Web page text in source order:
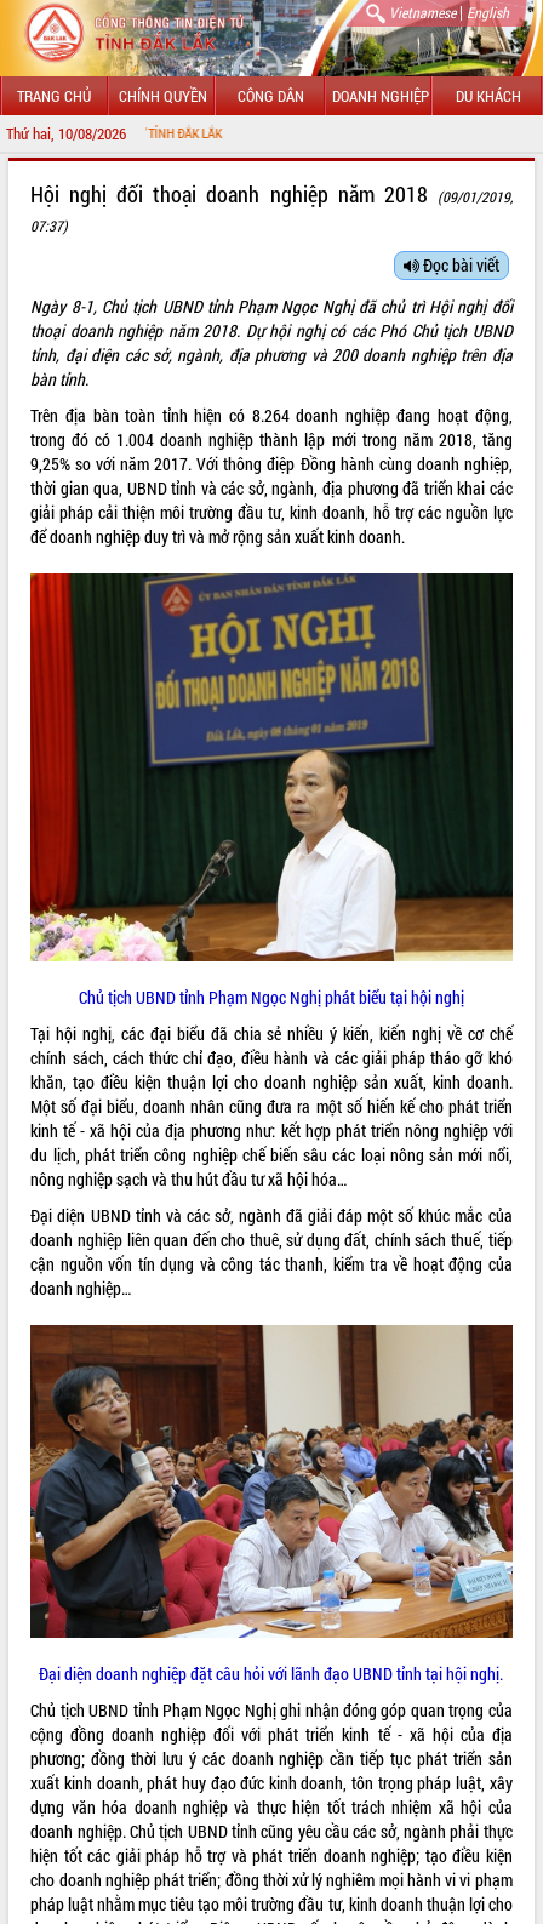
Vietnamese| English
TRANG CHỦ CHÍNH QUYỀN CÔNG DÂN DOANH NGHIỆP DU KHÁCH
Thứ hai, 10/08/2026
LÃNH ĐẠO UBND TỈNH
SỞ, BAN, NGÀNH
UBND CÁC XÃ, PHƯỜNG
THÔNG TIN CHỈ ĐẠO ĐIỀU HÀNH
HỆ THỐNG VĂN BẢN
VĂN BẢN HĐND TỈNH
ĐIỂM TIN VĂN BẢN
VIDEO
Loading the player...
Trailer Lễ hội Sầu riêng Đắk Lắk năm
2026
Khám bệnh, cấp phát thuốc miễn phí
và tặng quà người dân xã Cư Pui
Lễ truy tặng danh hiệu “Bà Mẹ Việt
Nam Anh hùng” và trao Huân chương
Lao động
UBND tỉnh Đắk Lắk triển khai nhiệm
vụ 6 tháng cuối năm 2026
Kỳ họp thứ Hai, Hội đồng nhân dân
tỉnh khóa XI quyết nghị nhiều nội dung
quan trọng
Bí thư Tỉnh ủy Lương Nguyễn Minh
Triết thăm, tặng quà người có công với
cách mạng
văn hóa, thể thao đáp ứng yêu cầu
phát triển mới
Thường trực HĐND tỉnh Đắk Lắk gặp
mặt Đoàn chuyên gia y tế TP. Hồ Chí
Minh
Lễ truy điệu và an táng hài cốt liệt sĩ
tại Nghĩa trang Liệt sĩ xã Sơn Hòa
Bàn giải pháp tháo gỡ khó khăn trong
xuất khẩu sầu riêng và triển khai quy
định EUDR
ALBUM ẢNH
LIÊN KẾT WEB
THỐNG KÊ TRUY CẬP
Hôm nay: 13646
Tất cả:
66126760
Hội nghị đối thoại doanh nghiệp năm 2018
(09/01/2019,
07:37)
Đọc bài viết
Ngày 8-1, Chủ tịch UBND tỉnh Phạm Ngọc Nghị đã chủ trì Hội nghị đối
thoại doanh nghiệp năm 2018. Dự hội nghị có các Phó Chủ tịch UBND
tỉnh, đại diện các sở, ngành, địa phương và 200 doanh nghiệp trên địa
bàn tỉnh.
Trên địa bàn toàn tỉnh hiện có 8.264 doanh nghiệp đang hoạt động,
trong đó có 1.004 doanh nghiệp thành lập mới trong năm 2018, tăng
9,25% so với năm 2017. Với thông điệp Đồng hành cùng doanh nghiệp,
thời gian qua, UBND tỉnh và các sở, ngành, địa phương đã triển khai các
giải pháp cải thiện môi trường đầu tư, kinh doanh, hỗ trợ các nguồn lực
để doanh nghiệp duy trì và mở rộng sản xuất kinh doanh.
Chủ tịch UBND tỉnh Phạm Ngọc Nghị phát biểu tại hội nghị
Tại hội nghị, các đại biểu đã chia sẻ nhiều ý kiến, kiến nghị về cơ chế
chính sách, cách thức chỉ đạo, điều hành và các giải pháp tháo gỡ khó
khăn, tạo điều kiện thuận lợi cho doanh nghiệp sản xuất, kinh doanh.
Một số đại biểu, doanh nhân cũng đưa ra một số hiến kế cho phát triển
kinh tế - xã hội của địa phương như: kết hợp phát triển nông nghiệp với
du lịch, phát triển công nghiệp chế biến sâu các loại nông sản mới nổi,
nông nghiệp sạch và thu hút đầu tư xã hội hóa…
Đại diện UBND tỉnh và các sở, ngành đã giải đáp một số khúc mắc của
doanh nghiệp liên quan đến cho thuê, sử dụng đất, chính sách thuế, tiếp
cận nguồn vốn tín dụng và công tác thanh, kiểm tra về hoạt động của
doanh nghiệp…
Đại diện doanh nghiệp đặt câu hỏi với lãnh đạo UBND tỉnh tại hội nghị.
Chủ tịch UBND tỉnh Phạm Ngọc Nghị ghi nhận đóng góp quan trọng của
cộng đồng doanh nghiệp đối với phát triển kinh tế - xã hội của địa
phương; đồng thời lưu ý các doanh nghiệp cần tiếp tục phát triển sản
xuất kinh doanh, phát huy đạo đức kinh doanh, tôn trọng pháp luật, xây
dựng văn hóa doanh nghiệp và thực hiện tốt trách nhiệm xã hội của
doanh nghiệp. Chủ tịch UBND tỉnh cũng yêu cầu các sở, ngành phải thực
hiện tốt các giải pháp hỗ trợ và phát triển doanh nghiệp; tạo điều kiện
cho doanh nghiệp phát triển; đồng thời xử lý nghiêm mọi hành vi vi phạm
pháp luật nhằm mục tiêu tạo môi trường đầu tư, kinh doanh thuận lợi cho